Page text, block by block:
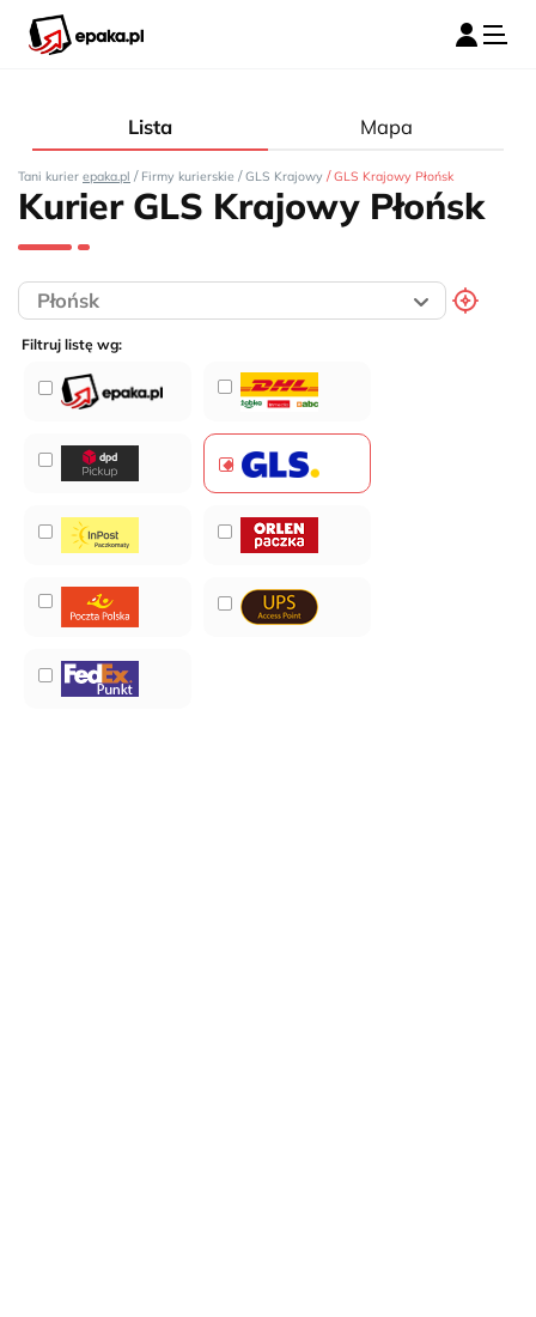
Lista Mapa
Tani kurier epaka.pl / Firmy kurierskie / GLS Krajowy / GLS Krajowy Płońsk
Kurier GLS Krajowy Płońsk
Filtruj listę wg: